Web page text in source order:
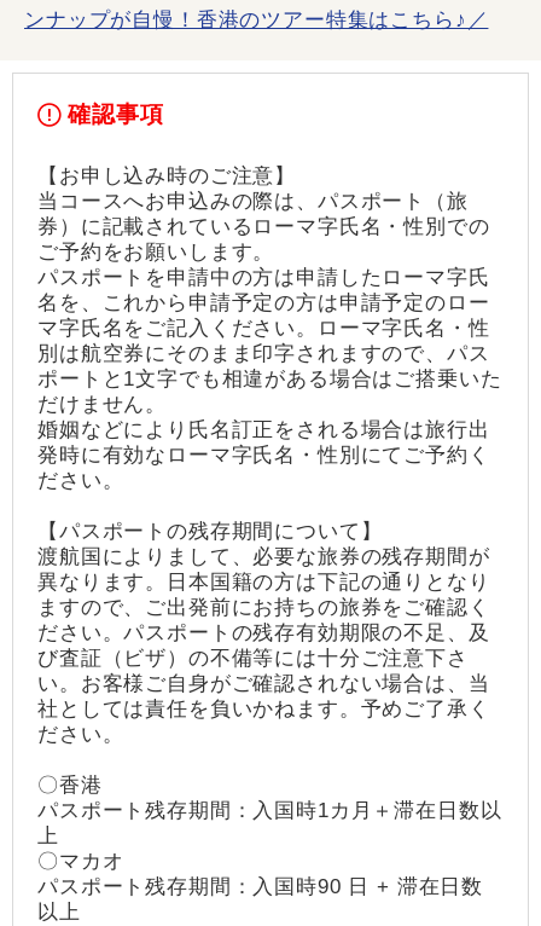
ンナップが自慢！香港のツアー特集はこちら♪／
確認事項
【お申し込み時のご注意】
当コースへお申込みの際は、パスポート（旅
券）に記載されているローマ字氏名・性別での
ご予約をお願いします。
パスポートを申請中の方は申請したローマ字氏
名を、これから申請予定の方は申請予定のロー
マ字氏名をご記入ください。ローマ字氏名・性
別は航空券にそのまま印字されますので、パス
ポートと1文字でも相違がある場合はご搭乗いた
だけません。
婚姻などにより氏名訂正をされる場合は旅行出
発時に有効なローマ字氏名・性別にてご予約く
ださい。
【パスポートの残存期間について】
渡航国によりまして、必要な旅券の残存期間が
異なります。日本国籍の方は下記の通りとなり
ますので、ご出発前にお持ちの旅券をご確認く
ださい。パスポートの残存有効期限の不足、及
び査証（ビザ）の不備等には十分ご注意下さ
い。お客様ご自身がご確認されない場合は、当
社としては責任を負いかねます。予めご了承く
ださい。
〇香港
パスポート残存期間：入国時1カ月＋滞在日数以
上
〇マカオ
パスポート残存期間：入国時90 日 + 滞在日数
以上